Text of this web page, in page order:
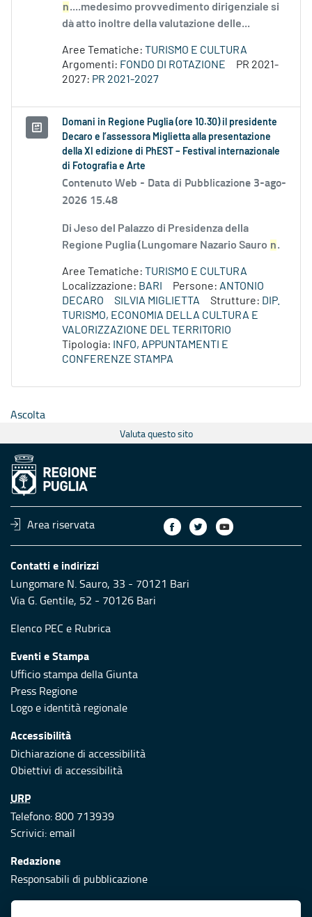
n....medesimo provvedimento dirigenziale si
dà atto inoltre della valutazione delle...
Aree Tematiche: TURISMO E CULTURA
Argomenti: FONDO DI ROTAZIONE
PR 2021-
2027: PR 2021-2027
Domani in Regione Puglia (ore 10.30) il presidente
Decaro e l’assessora Miglietta alla presentazione
della XI edizione di PhEST – Festival internazionale
di Fotografia e Arte
Contenuto Web - Data di Pubblicazione 3-ago-
2026 15.48
Di Jeso del Palazzo di Presidenza della
Regione Puglia (Lungomare Nazario Sauro n.
Aree Tematiche: TURISMO E CULTURA
Localizzazione: BARI Persone: ANTONIO
DECARO
SILVIA MIGLIETTA Strutture: DIP.
TURISMO, ECONOMIA DELLA CULTURA E
VALORIZZAZIONE DEL TERRITORIO
Tipologia:
INFO, APPUNTAMENTI E
CONFERENZE STAMPA
Ascolta
Valuta questo sito
Area riservata
Contatti e indirizzi
Lungomare N. Sauro, 33 - 70121 Bari
Via G. Gentile, 52 - 70126 Bari
Elenco PEC e Rubrica
Eventi e Stampa
Ufficio stampa della Giunta
Press Regione
Logo e identità regionale
Accessibilità
Dichiarazione di accessibilità
Obiettivi di accessibilità
URP
Telefono: 800 713939
Scrivici:email
Redazione
Responsabili di pubblicazione
Protezione civile